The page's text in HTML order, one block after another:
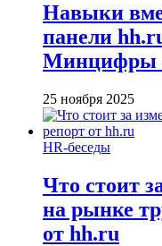
Навыки
панели
Минцифры
25 ноября 2025
HR-беседы
Что стоит
на рынке
от hh.ru